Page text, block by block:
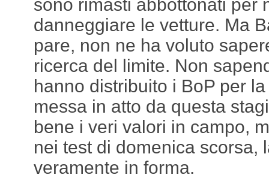
sono rimasti abbottonati per
danneggiare le vetture. Ma
pare, non ne ha voluto
ricerca del limite. Non
hanno distribuito i BoP per
messa in atto da questa
bene i veri valori in campo,
nei test di domenica scorsa,
veramente in forma.